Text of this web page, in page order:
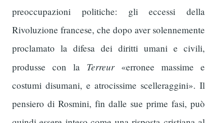
preoccupazioni politiche: gli eccessi della
Rivoluzione francese, che dopo aver solennemente
proclamato la difesa dei diritti umani e civili,
produsse con la Terreur«erronee massime e
costumi disumani, e atrocissime scelleraggini». Il
pensiero di Rosmini, fin dalle sue prime fasi, può